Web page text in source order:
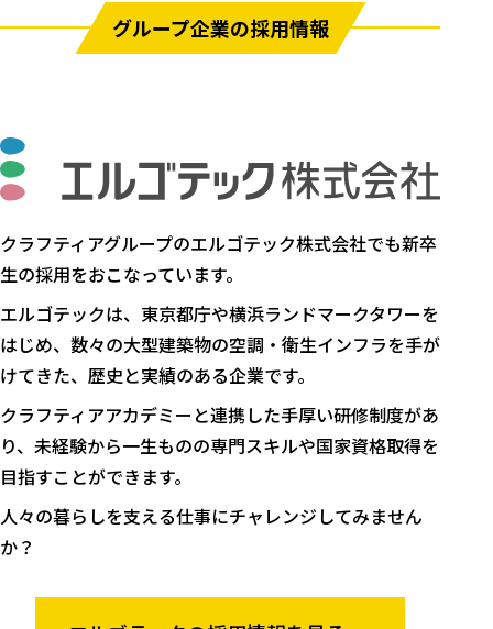
グループ企業の採用情報
クラフティアグループのエルゴテック株式会社でも新卒
生の採用をおこなっています。
エルゴテックは、東京都庁や横浜ランドマークタワーを
はじめ、数々の大型建築物の空調・衛生インフラを手が
けてきた、歴史と実績のある企業です。
クラフティアアカデミーと連携した手厚い研修制度があ
り、未経験から一生ものの専門スキルや国家資格取得を
目指すことができます。
人々の暮らしを支える仕事にチャレンジしてみません
か？